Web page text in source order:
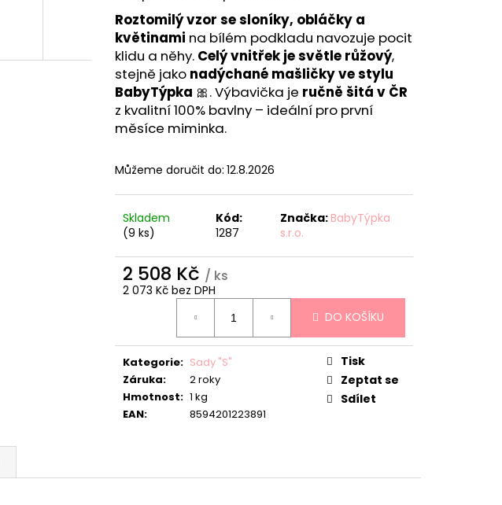
Roztomilý vzor se sloníky, obláčky a
květinami na bílém podkladu navozuje pocit
klidu a něhy. Celý vnitřek je světle růžový,
stejně jako nadýchané mašličky ve stylu
BabyTýpka 🎀. Výbavička je ručně šitá v ČR
z kvalitní 100% bavlny – ideální pro první
měsíce miminka.
Můžeme doručit do: 12.8.2026
Skladem
(9 ks)
Kód:
1287
Značka: BabyTýpka
s.r.o.
2 508 Kč / ks
2 073 Kč bez DPH
DO KOŠÍKU
Kategorie: Sady "S"
Záruka:
2 roky
Hmotnost: 1 kg
EAN: 8594201223891
Tisk
Zeptat se
Sdílet